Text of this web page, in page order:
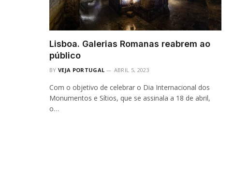
Lisboa. Galerias Romanas reabrem ao
público
BY VEJA PORTUGAL ABRIL 5, 2023
Com o objetivo de celebrar o Dia Internacional dos
Monumentos e Sítios, que se assinala a 18 de abril,
o…